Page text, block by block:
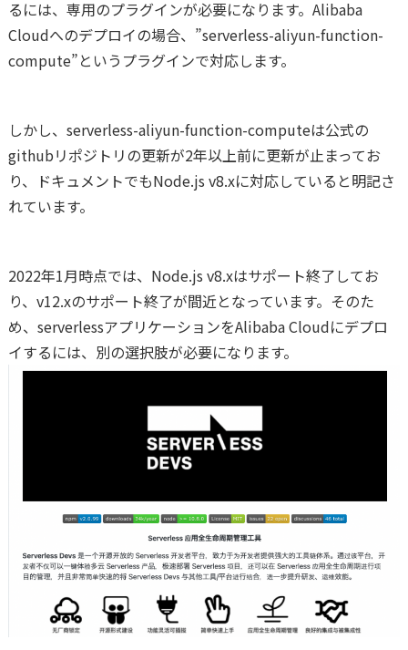
るには、専用のプラグインが必要になります。Alibaba
Cloudへのデプロイの場合、”serverless-aliyun-function-
compute”というプラグインで対応します。
しかし、serverless-aliyun-function-computeは公式の
githubリポジトリの更新が2年以上前に更新が止まってお
り、ドキュメントでもNode.js v8.xに対応していると明記さ
れています。
2022年1月時点では、Node.js v8.xはサポート終了してお
り、v12.xのサポート終了が間近となっています。そのた
め、serverlessアプリケーションをAlibaba Cloudにデプロ
イするには、別の選択肢が必要になります。